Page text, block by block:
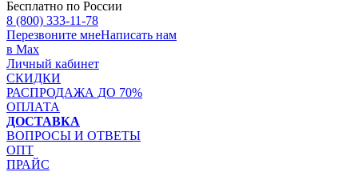
Бесплатно по России
8 (800) 333-11-78
Перезвоните мнеНаписать нам
в Max
Личный кабинет
СКИДКИ
РАСПРОДАЖА ДО 70%
ОПЛАТА
ДОСТАВКА
ВОПРОСЫ И ОТВЕТЫ
ОПТ
ПРАЙС